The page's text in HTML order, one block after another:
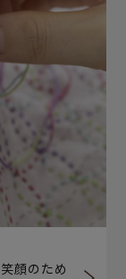
顔のため